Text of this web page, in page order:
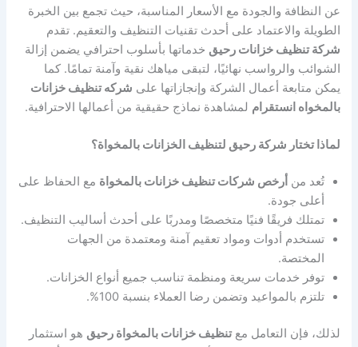
عن النظافة والجودة مع الأسعار المناسبة، حيث تجمع بين الخبرة
الطويلة والاعتماد على أحدث تقنيات التنظيف والتعقيم. تقدم
شركة تنظيف خزانات رحيق خدماتها بأسلوب احترافي يضمن إزالة
الشوائب والرواسب نهائيًا، لتبقى مياهك نقية وآمنة تمامًا. كما
يمكن متابعة أعمال الشركة وإنجازاتها على شركه تنظيف خزانات
بالمخواه انستقرام لمشاهدة نماذج حقيقية من أعمالها الاحترافية.
لماذا تختار شركة رحيق لتنظيف الخزانات بالمخواة؟
تُعد من أرخص شركات تنظيف خزانات بالمخواة مع الحفاظ على
أعلى جودة.
تمتلك فريقًا فنيًا متخصصًا ومدربًا على أحدث أساليب التنظيف.
تستخدم أدوات ومواد تعقيم آمنة ومعتمدة من الجهات
المختصة.
توفر خدمات سريعة ومنظمة تناسب جميع أنواع الخزانات.
تلتزم بالمواعيد وتضمن رضا العملاء بنسبة 100%.
لذلك، فإن التعامل معتنظيف خزانات بالمخواة رحيق هو استثمار